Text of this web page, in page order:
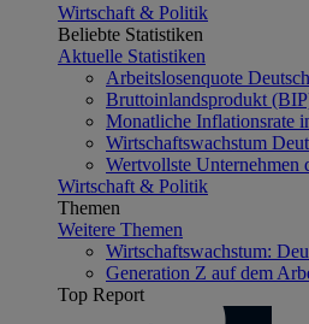
Wirtschaft & Politik
Beliebte Statistiken
Aktuelle Statistiken
Arbeitslosenquote
Bruttoinlandsprodukt
Monatliche Inflationsrate
Wirtschaftswachstum
Wertvollste Unternehmen
Wirtschaft & Politik
Themen
Weitere Themen
Wirtschaftswachstum:
Generation Z auf dem
Top Report